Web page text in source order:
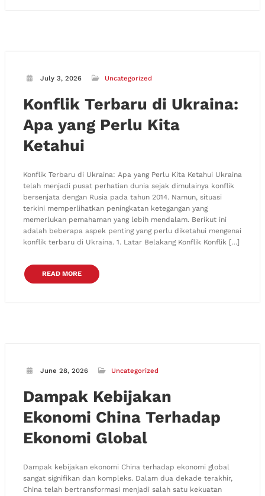
July 3, 2026 Uncategorized
Konflik Terbaru di Ukraina:
Apa yang Perlu Kita
Ketahui
Konflik Terbaru di Ukraina: Apa yang Perlu Kita Ketahui Ukraina
telah menjadi pusat perhatian dunia sejak dimulainya konflik
bersenjata dengan Rusia pada tahun 2014. Namun, situasi
terkini memperlihatkan peningkatan ketegangan yang
memerlukan pemahaman yang lebih mendalam. Berikut ini
adalah beberapa aspek penting yang perlu diketahui mengenai
konflik terbaru di Ukraina. 1. Latar Belakang Konflik Konflik […]
READ MORE
June 28, 2026 Uncategorized
Dampak Kebijakan
Ekonomi China Terhadap
Ekonomi Global
Dampak kebijakan ekonomi China terhadap ekonomi global
sangat signifikan dan kompleks. Dalam dua dekade terakhir,
China telah bertransformasi menjadi salah satu kekuatan